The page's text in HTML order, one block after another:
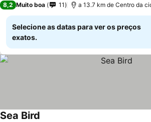
8,2 Muito boa 11 a 13.7 km de Centro da
Selecione as datas para ver os preços
exatos.
Sea Bird